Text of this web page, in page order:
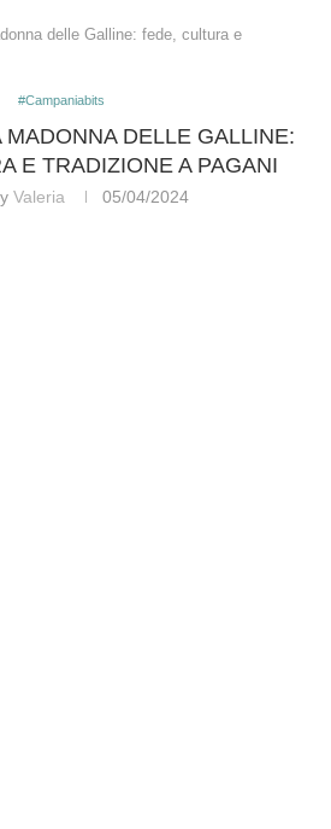
delle Galline: fede, cultura e
#Campaniabits
MADONNA DELLE GALLINE:
E TRADIZIONE A PAGANI
Valeria 05/04/2024